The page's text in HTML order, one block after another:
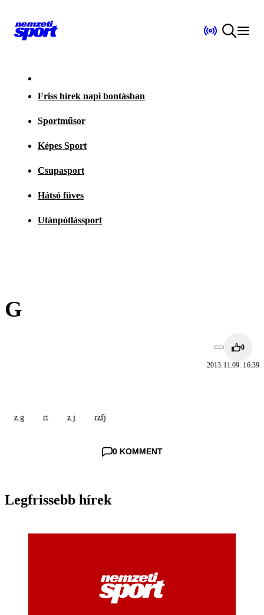
Friss hírek napi bontásban
Sportműsor
Képes Sport
Csupasport
Hátsó füves
Utánpótlássport
G
0
2013.11.09. 16:39
z g rt z j rzfj
0 KOMMENT
Legfrissebb hírek